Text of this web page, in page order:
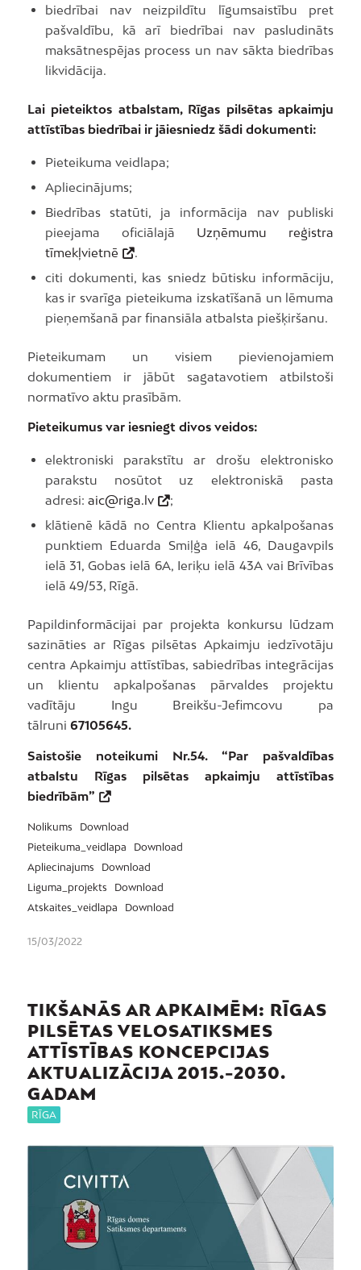
biedrībai nav neizpildītu līgumsaistību pret
pašvaldību, kā arī biedrībai nav pasludināts
maksātnespējas process un nav sākta biedrības
likvidācija.
Lai pieteiktos atbalstam, Rīgas pilsētas apkaimju
attīstības biedrībai ir jāiesniedz šādi dokumenti:
Pieteikuma veidlapa;
Apliecinājums;
Biedrības statūti, ja informācija nav publiski
pieejama oficiālajā Uzņēmumu reģistra
tīmekļvietnē
.
citi dokumenti, kas sniedz būtisku informāciju,
kas ir svarīga pieteikuma izskatīšanā un lēmuma
pieņemšanā par finansiāla atbalsta piešķiršanu.
Pieteikumam un visiem pievienojamiem
dokumentiem ir jābūt sagatavotiem atbilstoši
normatīvo aktu prasībām.
Pieteikumus var iesniegt divos veidos:
elektroniski parakstītu ar drošu elektronisko
parakstu nosūtot uz elektroniskā pasta
adresi: aic@riga.lv
;
klātienē kādā no Centra Klientu apkalpošanas
punktiem Eduarda Smiļģa ielā 46, Daugavpils
ielā 31, Gobas ielā 6A, Ieriķu ielā 43A vai Brīvības
ielā 49/53, Rīgā.
Papildinformācijai par projekta konkursu lūdzam
sazināties ar Rīgas pilsētas Apkaimju iedzīvotāju
centra Apkaimju attīstības, sabiedrības integrācijas
un klientu apkalpošanas pārvaldes projektu
vadītāju Ingu Breikšu-Jefimcovu pa
tālruni 67105645.
Saistošie noteikumi Nr.54. “Par pašvaldības
atbalstu Rīgas pilsētas apkaimju attīstības
biedrībām”
Nolikums
Download
Pieteikuma_veidlapa
Download
Apliecinajums
Download
Liguma_projekts
Download
Atskaites_veidlapa
Download
15/03/2022
TIKŠANĀS AR APKAIMĒM: RĪGAS
PILSĒTAS VELOSATIKSMES
ATTĪSTĪBAS KONCEPCIJAS
AKTUALIZĀCIJA 2015.-2030.
GADAM
RĪGA